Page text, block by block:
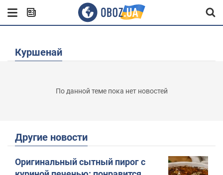
Куршенай
По данной теме пока нет новостей
Другие новости
Оригинальный сытный пирог с